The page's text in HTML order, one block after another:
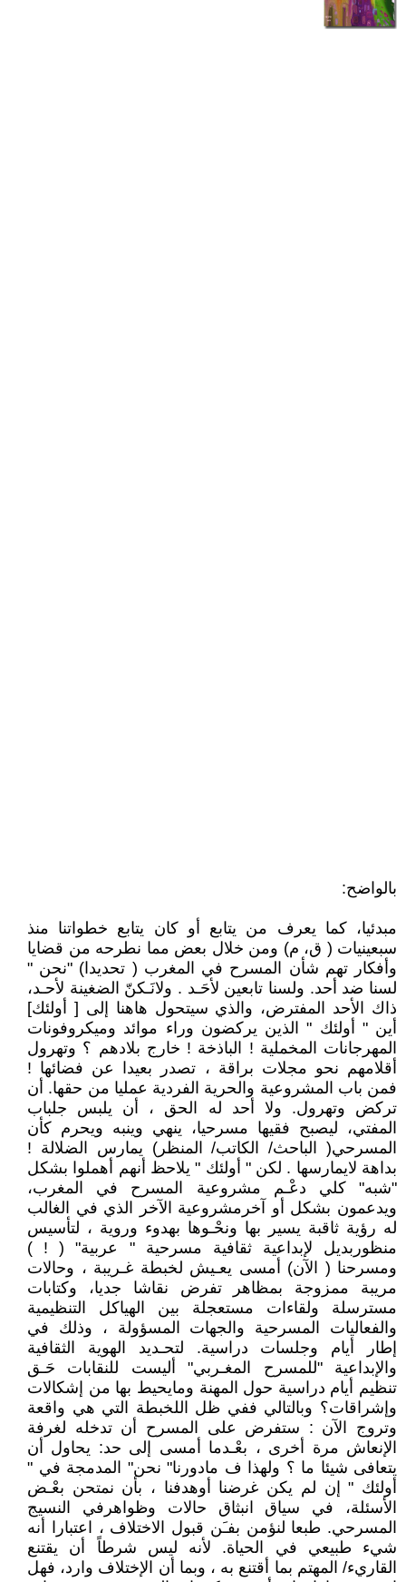
بالواضح:
مبدئيا، كما يعرف من يتابع أو كان يتابع خطواتنا منذ
سبعينيات ( ق، م) ومن خلال بعض مما نطرحه من قضايا
وأفكار تهم شأن المسرح في المغرب ( تحديدا) "نحن "
لسنا ضد أحد. ولسنا تابعين لأحَـد . ولانَـكنّ الضغينة لأحـد،
ذاك الأحد المفترض، والذي سيتحول هاهنا إلى [ أولئك]
أين " أولئك " الذين يركضون وراء موائد وميكروفونات
المهرجانات المخملية ! الباذخة ! خارج بلادهم ؟ وتهرول
أقلامهم نحو مجلات براقة ، تصدر بعيدا عن فضائها !
فمن باب المشروعية والحرية الفردية عمليا من حقها. أن
تركض وتهرول. ولا أحد له الحق ، أن يلبس جلباب
المفتي، ليصبح فقيها مسرحيا، ينهي وينبه ويحرم كأن
المسرحي( الباحث/ الكاتب/ المنظر) يمارس الضلالة !
بداهة لايمارسها . لكن " أولئك " يلاحظ أنهم أهملوا بشكل
"شبه" كلي دعْـم مشروعية المسرح في المغرب،
ويدعمون بشكل أو آخرمشروعية الآخر الذي في الغالب
له رؤية ثاقبة يسير بها ونحْـوها بهدوء وروية ، لتأسيس
منظوربديل لإبداعية ثقافية مسرحية " عربية" ( ! )
ومسرحنا ( الآن) أمسى يعـيش لخبطة غـريبة ، وحالات
مريبة ممزوجة بمظاهر تفرض نقاشا جديا، وكتابات
مسترسلة ولقاءات مستعجلة بين الهياكل التنظيمية
والفعاليات المسرحية والجهات المسؤولة ، وذلك في
إطار أيام وجلسات دراسية. لتحـديد الهوية الثقافية
والإبداعية "للمسرح المغـربي" أليست للنقابات حَـق
تنظيم أيام دراسية حول المهنة ومايحيط بها من إشكالات
وإشراقات؟ وبالتالي ففي ظل اللخبطة التي هي واقعة
وتروج الآن : ستفرض على المسرح أن تدخله لغرفة
الإنعاش مرة أخرى ، بعْـدما أمسى إلى حد: يحاول أن
يتعافى شيئا ما ؟ ولهذا ف مادورنا" نحن" المدمجة في "
أولئك " إن لم يكن غرضنا أوهدفنا ، بأن نمتحن بعْـض
الأسئلة، في سياق انبثاق حالات وظواهرفي النسيج
المسرحي. طبعا لنؤمن بفـَن قبول الاختلاف ، اعتبارا أنه
شيء طبيعي في الحياة. لأنه ليس شرطاً أن يقتنع
القاريء/ المهتم بما أقتنع به ، وبما أن الإختلاف وارد، فهل